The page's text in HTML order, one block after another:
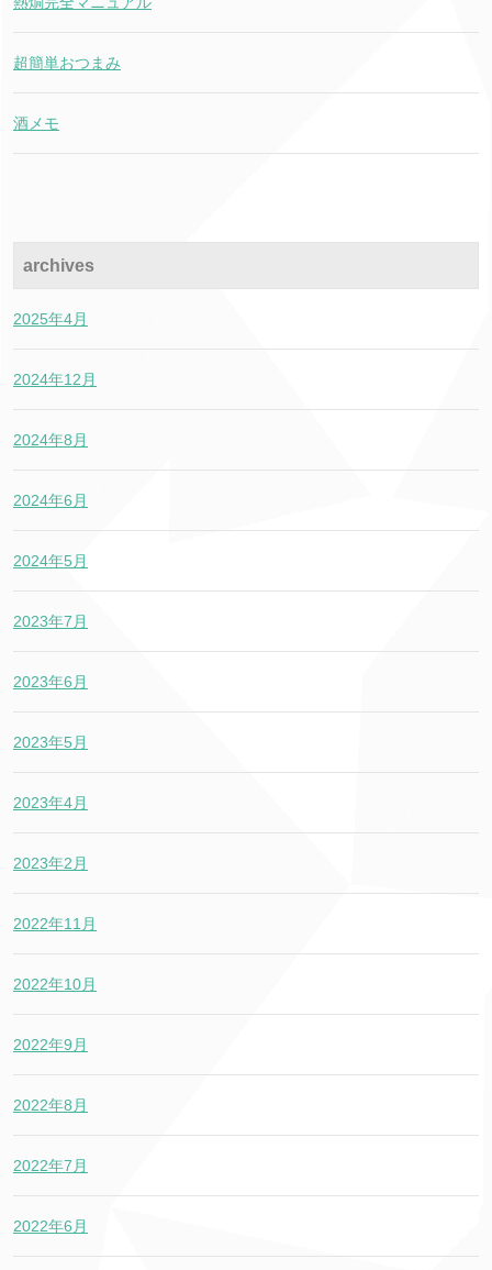
超簡単おつまみ
酒メモ
archives
2025年4月
2024年12月
2024年8月
2024年6月
2024年5月
2023年7月
2023年6月
2023年5月
2023年4月
2023年2月
2022年11月
2022年10月
2022年9月
2022年8月
2022年7月
2022年6月